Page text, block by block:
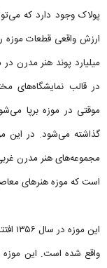
پولاک وجود دارد که
میلیارد پوند هنر مدرن
در قالب نمایشگاه‌های
موقتی در موزه برپا
گذاشته می‌شود. در این
مجموعه‌های هنر مدرن غربی
است که موزه هنرهای
این